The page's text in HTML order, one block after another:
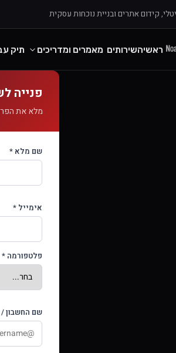
קידום אתרים ובניית נוכחות עסקית
ראשיהשירותים מאמרים ומדריכים תיק
פנייה
מלא את
שם מלא *
אימייל *
פלטפורמה *
שם החשבון /